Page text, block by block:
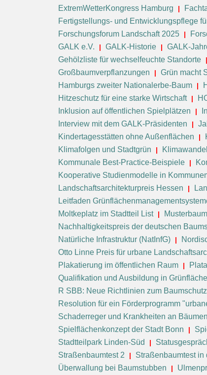
ExtremWetterKongress Hamburg
Fertigstellungs- und Entwicklungspflege
Forschungsforum Landschaft 2025
GALK e.V.
GALK-Historie GALK-
Gehölzliste für wechselfeuchte Standorte
Großbaumverpflanzungen
Grün macht
Hamburgs zweiter Nationalerbe-Baum
Hitzeschutz für eine starke Wirtschaft
Inklusion auf öffentlichen Spielplätzen
Interview mit dem GALK-Präsidenten
Kindertagesstätten ohne Außenflächen
Klimafolgen und Stadtgrün
Kommunale Best-Practice-Beispiele
Kooperative Studienmodelle in
Landschaftsarchitekturpreis Hessen
Leitfaden
Moltkeplatz im Stadtteil List
Nachhaltigkeitspreis der deutschen
Natürliche Infrastruktur (NatInfG)
Otto Linne Preis für urbane
Plakatierung im öffentlichen Raum
Qualifikation und Ausbildung in
R SBB: Neue Richtlinien zum
Resolution für ein Förderprogramm
Schaderreger und Krankheiten an Bäumen
Spielflächenkonzept der Stadt Bonn
Stadtteilpark Linden-Süd
Straßenbaumtest 2
Straßenbaumtest
Überwallung bei Baumstubben